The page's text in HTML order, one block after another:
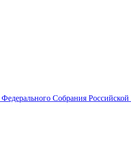
Собрания